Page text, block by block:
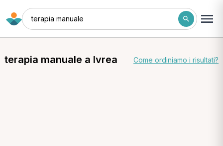
terapia manuale
terapia manuale a Ivrea Come ordiniamo i risultati?